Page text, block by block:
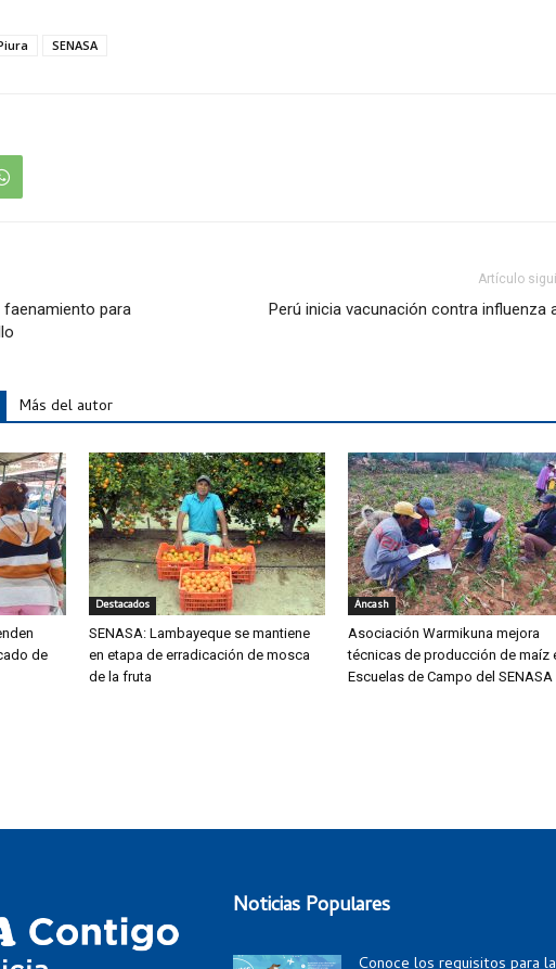
SENASA
faenamiento para
Artículo
Perú inicia vacunación contra influenza
Más del autor
de
Destacados
SENASA: Lambayeque se mantiene
en etapa de erradicación de mosca
de la fruta
Áncash
Asociación Warmikuna mejora
técnicas de producción de maíz
Escuelas de Campo del SENASA
Noticias Populares